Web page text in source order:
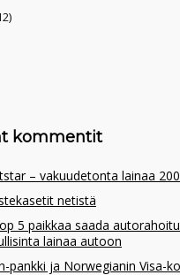
kommentit
– vakuudetonta lainaa
netistä
5 paikkaa saada
lainaa autoon
pankki ja Norwegianin Visa-